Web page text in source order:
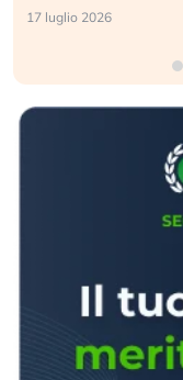
9 luglio 2026